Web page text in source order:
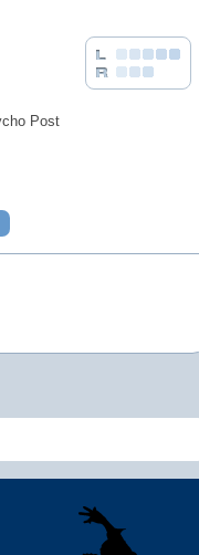
Post
Speichern